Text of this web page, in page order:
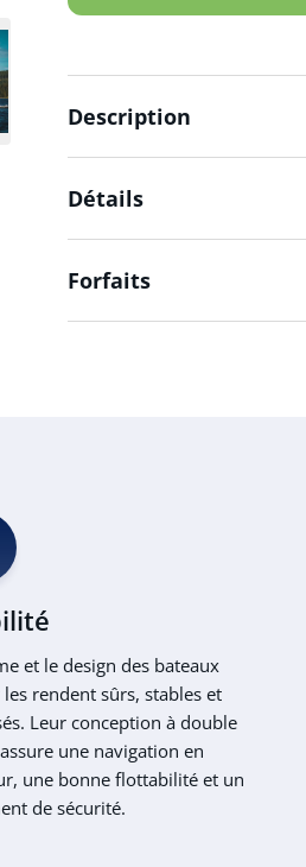
Description
Détails
Forfaits
et le design des bateaux
les rendent sûrs, stables et
Leur conception à double
une navigation en
une bonne flottabilité et un
de sécurité.